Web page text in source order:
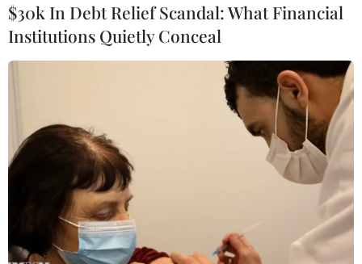
Trần Thanh Bình tại cơ quan công an (Ảnh: H.T/Vietnam+)
Liên quan đến vụ đối tượng Trần Thanh Bình
dùng dao khống chế con tin
vào sáng nay, 16/9
$30k In Debt Relief Scandal: What Financial
Institutions Quietly Conceal